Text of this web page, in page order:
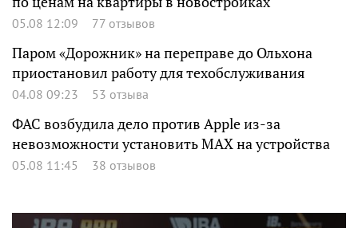
05.08 12:09 77 отзывов
Паром «Дорожник» на переправе до Ольхона
приостановил работу для техобслуживания
04.08 09:23 53 отзыва
ФАС возбудила дело против Apple из-за
невозможности установить MAX на устройства
05.08 11:45 38 отзывов